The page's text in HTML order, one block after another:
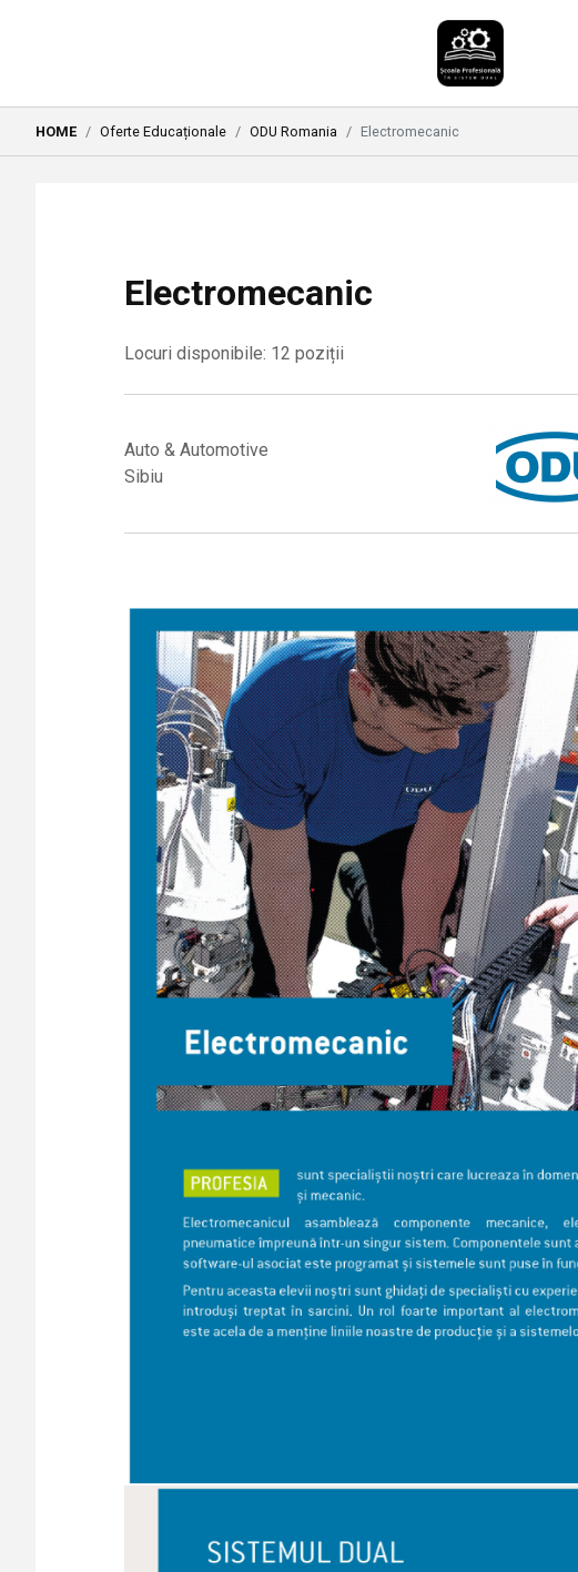
HOME Oferte Educaționale ODU Romania Electromecanic
Electromecanic
Locuri disponibile: 12 poziții
Auto & Automotive
Sibiu